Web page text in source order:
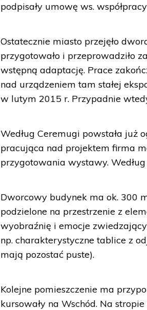
podpisały umowę ws.
Ostatecznie miasto przejęło
przygotowało i przeprowadziło
wstępną adaptację. Prace
nad urządzeniem tam stałej
w lutym 2015 r. Przypadnie
Według Ceremugi powstała już
pracująca nad projektem firma
przygotowania wystawy.
Dworcowy budynek ma ok. 300
podzielone na przestrzenie z
wyobraźnię i emocje
np. charakterystyczne tablice z
mają pozostać puste).
Kolejne pomieszczenie ma
kursowały na Wschód. Na